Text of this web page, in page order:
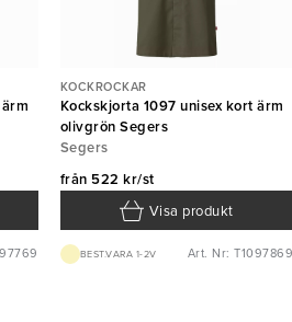
KOCKROCKAR
Kockskjorta 1097 unisex kort ärm
olivgrön Segers
Segers
från 522 kr/st
Visa produkt
BEST.VARA 1-2V Art. Nr: T1097869